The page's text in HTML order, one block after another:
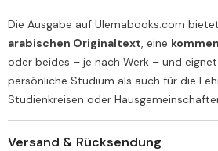
Die Ausgabe auf Ulemabooks.com
arabischen Originaltext, eine
oder beides – je nach Werk – und
persönliche Studium als auch für die
Studienkreisen oder
Versand & Rücksendung